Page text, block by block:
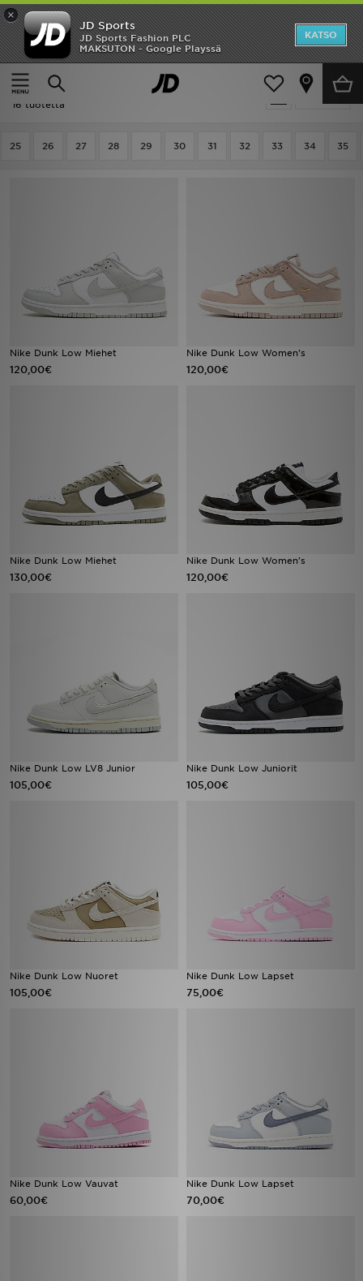
×
JD Sports
JD Sports Fashion PLC
MAKSUTON - Google Playssä
KATSO
Etusivu
Nike Dunk Low
Suodata
Nike Dunk Low
16 tuotetta
25 26 27 28 29 30 31 32 33 34 35
Nike Dunk Low Miehet
120,00€
Nike Dunk Low Women's
120,00€
Nike Dunk Low Miehet
130,00€
Nike Dunk Low Women's
120,00€
Nike Dunk Low LV8 Junior
105,00€
Nike Dunk Low Juniorit
105,00€
Nike Dunk Low Nuoret
105,00€
Nike Dunk Low Lapset
75,00€
Nike Dunk Low Vauvat
60,00€
Nike Dunk Low Lapset
70,00€
Etusivu
Ale
Uutuudet
Tuotemerkit
Minun viestini